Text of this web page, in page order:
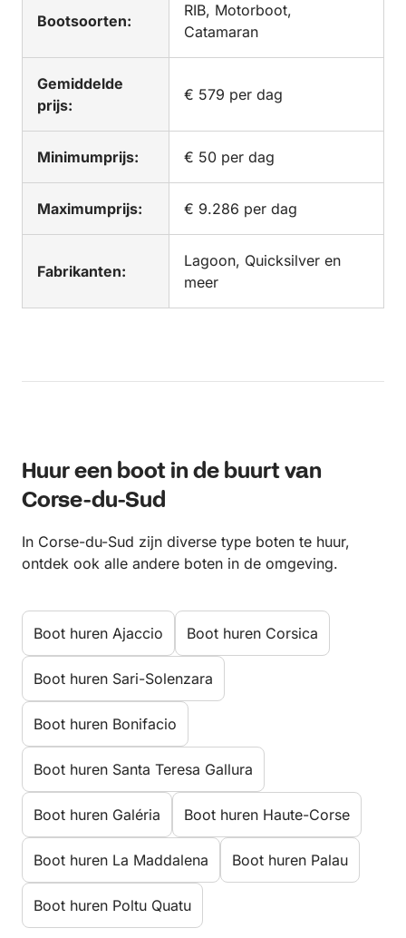
Bootsoorten:
RIB, Motorboot,
Catamaran
Gemiddelde
prijs:
€ 579 per dag
Minimumprijs: € 50 per dag
Maximumprijs: € 9.286 per dag
Fabrikanten:
Lagoon, Quicksilver en
meer
Huur een boot in de buurt van
Corse-du-Sud
In Corse-du-Sud zijn diverse type boten te huur,
ontdek ook alle andere boten in de omgeving.
Boot huren Ajaccio Boot huren Corsica
Boot huren Sari-Solenzara
Boot huren Bonifacio
Boot huren Santa Teresa Gallura
Boot huren Galéria Boot huren Haute-Corse
Boot huren La Maddalena Boot huren Palau
Boot huren Poltu Quatu